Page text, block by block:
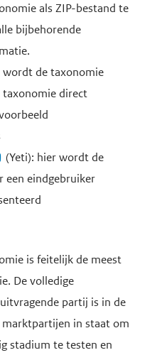
als ZIP-bestand te
bijbehorende
wordt de taxonomie
taxonomie direct
(Yeti): hier wordt de
een eindgebruiker
is feitelijk de meest
De volledige
partij is in de
in staat om
stadium te testen en